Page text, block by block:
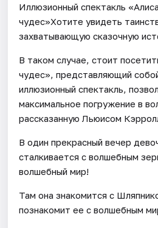
Иллюзионный спектакль
чудес»Хотите увидеть
захватывающую сказочную
В таком случае, стоит
чудес», представляющий
иллюзионный спектакль,
максимальное погружение в
рассказанную Льюисом
В один прекрасный вечер
сталкивается с волшебным
волшебный мир!
Там она знакомится с
познакомит ее с волшебным